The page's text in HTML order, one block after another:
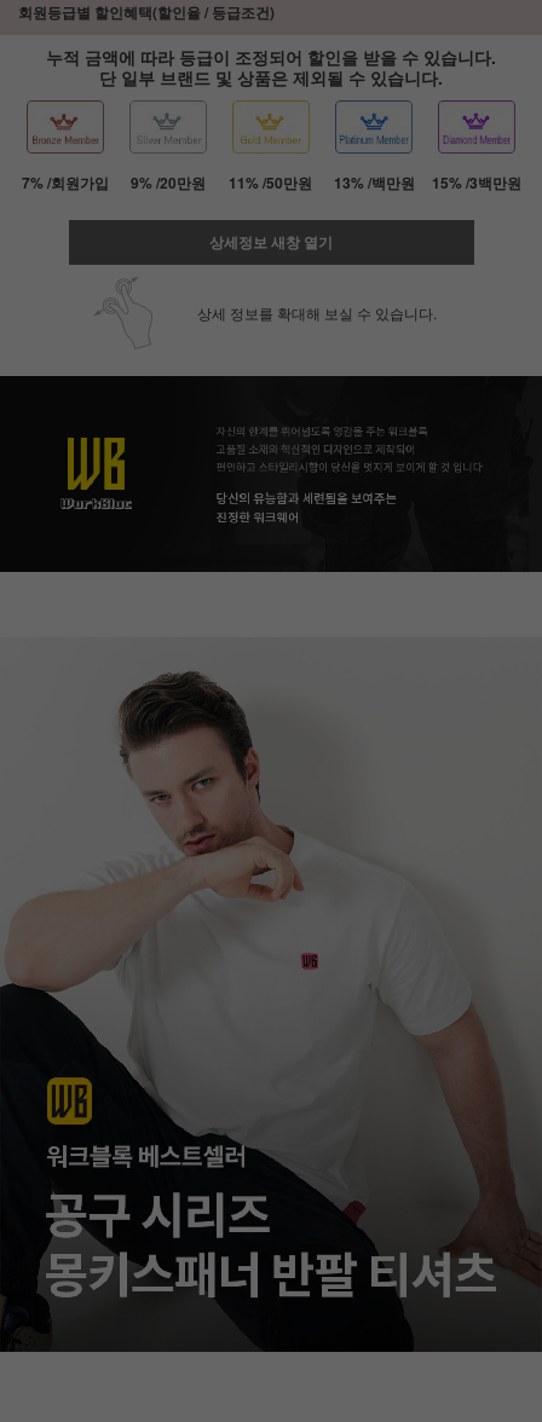
페이코 ID로 페
회원등급별 할인혜택(할인율 / 등급조건)
누적 금액에 따라 등급이 조정되어 할인을 받을 수 있습니다.
단 일부 브랜드 및 상품은 제외될 수 있습니다.
7% /회원가입 9% /20만원 11% /50만원 13% /백만원 15% /3백만원
상세정보 새창 열기
상세 정보를 확대해 보실 수 있습니다.